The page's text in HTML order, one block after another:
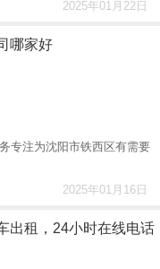
2025年01月22日
哪家好
专注为沈阳市铁西区有需要
2025年01月16日
出租，24小时在线电话